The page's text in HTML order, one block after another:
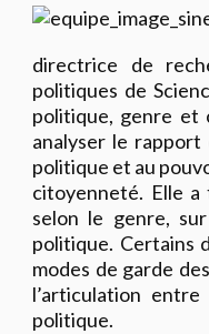
directrice de
politiques de
politique, genre et
analyser le
politique et au
citoyenneté. Elle
selon le genre,
politique. Certains
modes de garde
l’articulation
politique.